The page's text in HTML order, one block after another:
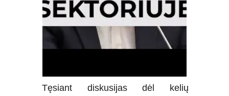
Tęsiant diskusijas dėl kelių